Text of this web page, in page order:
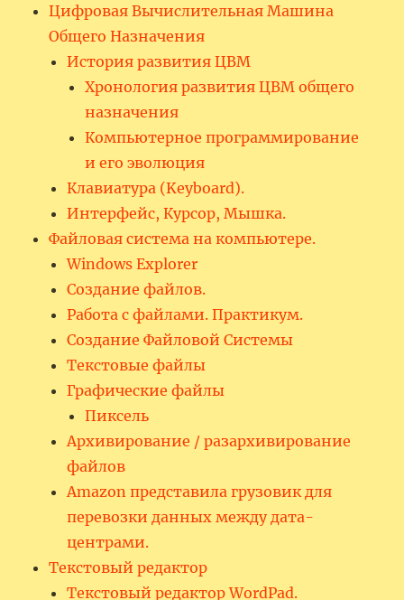
Цифровая Вычислительная Машина
Общего Назначения
История развития ЦВМ
Хронология развития ЦВМ общего
назначения
Компьютерное программирование
и его эволюция
Клавиатура (Keyboard).
Интерфейс, Курсор, Мышка.
Файловая система на компьютере.
Windows Explorer
Создание файлов.
Работа с файлами. Практикум.
Создание Файловой Системы
Текстовые файлы
Графические файлы
Пиксель
Архивирование / разархивирование
файлов
Amazon представила грузовик для
перевозки данных между дата-
центрами.
Текстовый редактор
Текстовый редактор WordPad.